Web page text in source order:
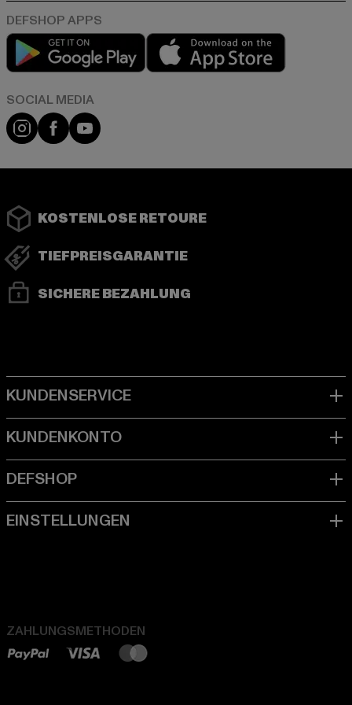
Play market
Instagram
FacebookYouTube
KOSTENLOSE RETOURE
TIEFPREISGARANTIE
SICHERE BEZAHLUNG
ZAHLUNGSMETHODEN